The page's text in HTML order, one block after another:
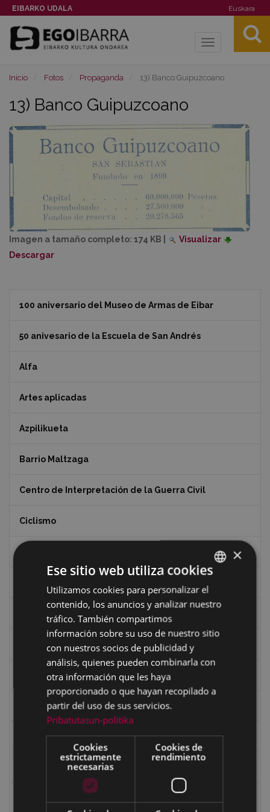
EIBARKO UDALA Euskara
Toggle
Inicio Fotos Propaganda 13) Banco Guipuzcoano
13) Banco Guipuzcoano
Imagen a tamaño completo: 174 KB
Visualizar
Descargar
100 aniversario del Museo de Armas de Eibar
50 anivesario de la Escuela de San Andrés
Alfa
Artes aplicadas
Azpilikueta
Barrio Maltzaga
Centro de Interpretación de la Guerra Civil
Ciclismo
Eibar desde el aire
Eibartarren ahotan
Ermitas
Fondo Bolumburu
Fondo Carlos Narbaiza
BASQUE
SPANISH
×
Ese sitio web utiliza cookies
Utilizamos cookies para personalizar el
contenido, los anuncios y analizar nuestro
tráfico. También compartimos
información sobre su uso de nuestro sitio
con nuestros socios de publicidad y
análisis, quienes pueden combinarla con
otra información que les haya
proporcionado o que hayan recopilado a
partir del uso de sus servicios.
Pribatutasun-politika
Cookies
estrictamente
necesarias
Cookies de
rendimiento